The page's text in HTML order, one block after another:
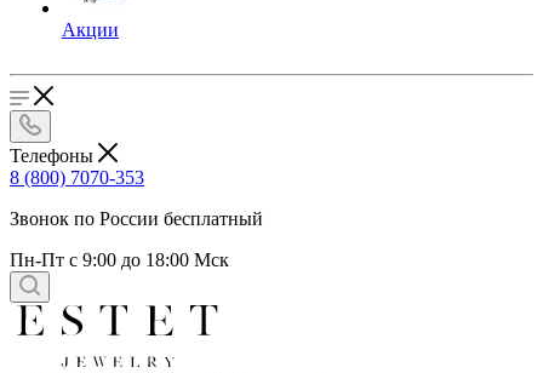
Акции
Телефоны
8 (800) 7070-353
Звонок по России бесплатный
Пн-Пт с 9:00 до 18:00 Мск